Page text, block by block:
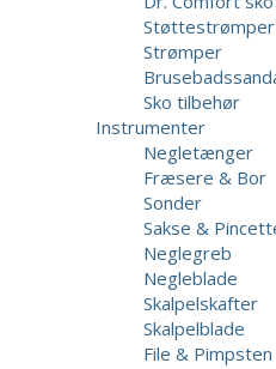
Strømper
Sko tilbehør
Instrumenter
Negletænger
Fræsere & Bor
Sonder
Sakse &
Neglegreb
Negleblade
Skalpelskafter
Skalpelblade
File & Pimpsten